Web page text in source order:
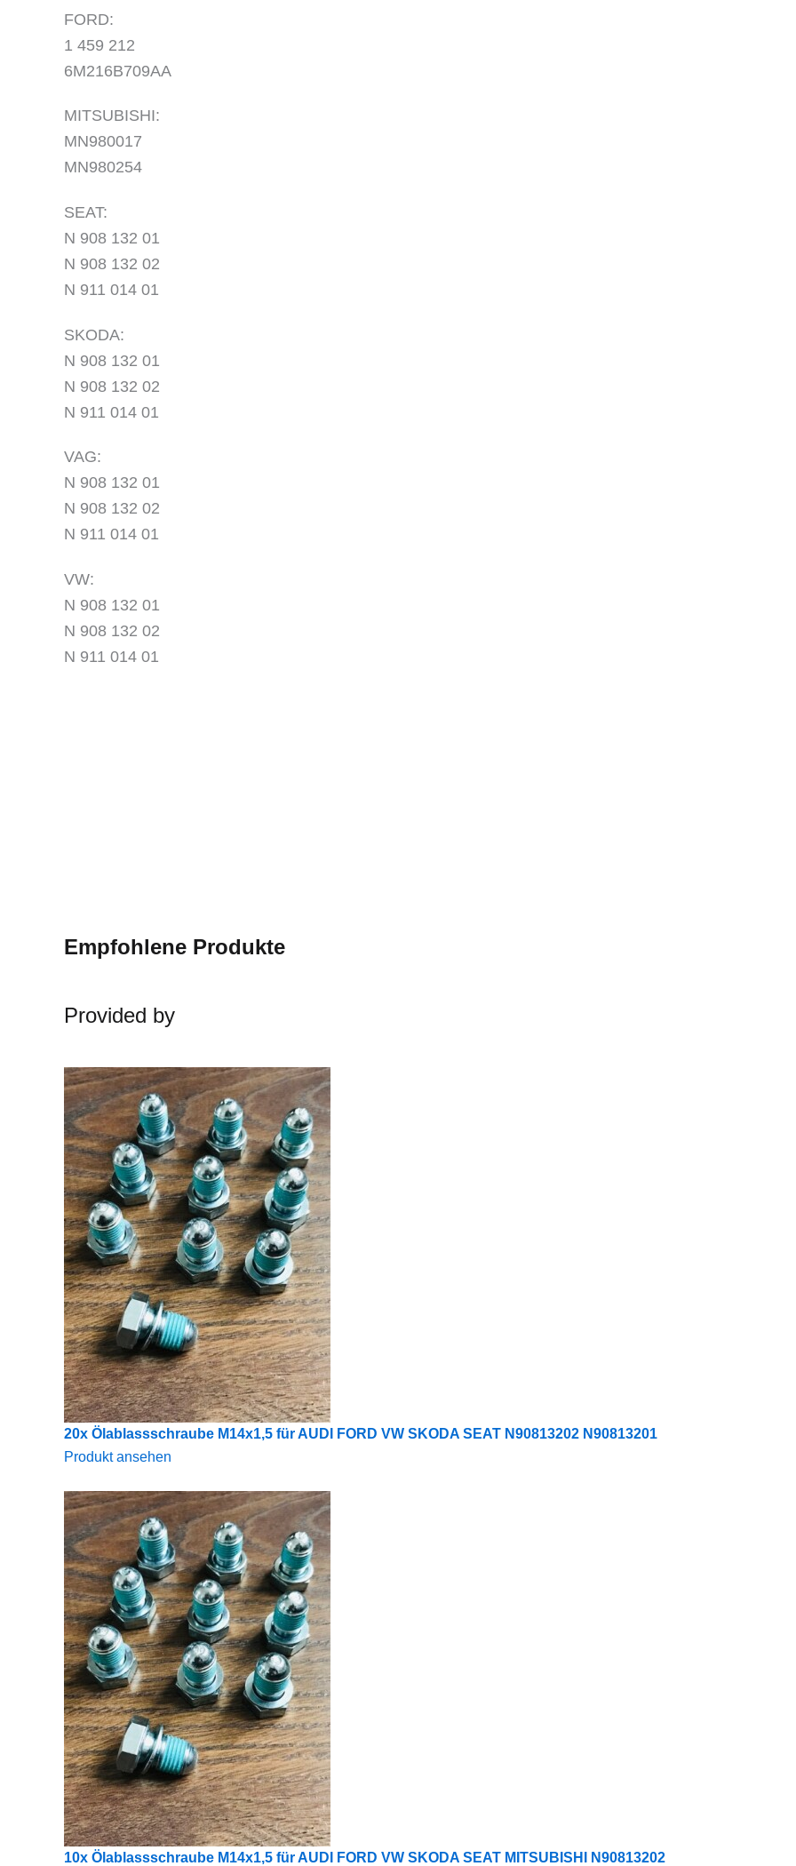
FORD:
1 459 212
6M216B709AA
MITSUBISHI:
MN980017
MN980254
SEAT:
N 908 132 01
N 908 132 02
N 911 014 01
SKODA:
N 908 132 01
N 908 132 02
N 911 014 01
VAG:
N 908 132 01
N 908 132 02
N 911 014 01
VW:
N 908 132 01
N 908 132 02
N 911 014 01
Empfohlene Produkte
Provided by
20x Ölablassschraube M14x1,5 für AUDI FORD VW SKODA SEAT N90813202 N90813201
Produkt ansehen
10x Ölablassschraube M14x1,5 für AUDI FORD VW SKODA SEAT MITSUBISHI N90813202